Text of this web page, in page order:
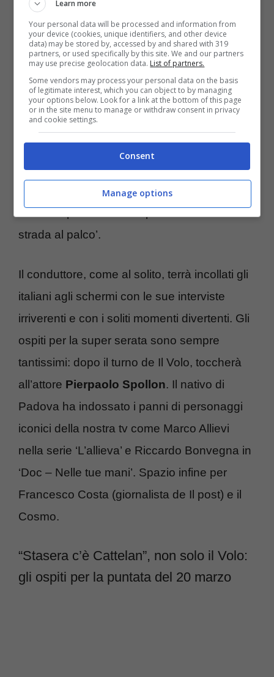
televisivo i ragazzi per capire cosa sta
succedendo (l’ultimo segnaleha comunque
sorpreso gli ammiratori). Il desiderio di tutti
sta per diventare realtà: Cattelan, con una
storia condivisa sui social network, ha
annunciatoi super ospiti
puntata. E proprio il trio sarà presente in
seconda serata a ‘Stasera c’è Cattelan’. Il
programma, questa sera, andrà in onda
strada al palco’.
Il conduttore, come al solito, terrà incollati gli
italiani agli schermi con le sue interviste
irriverenti e con i soliti momenti divertenti. Gli
ospiti per la super serata sono sempre
tantissimi: dopo il turno de Il Volo, toccherà
all’attore Pierpaolo Spollon. Il nativo di
Padova ha indossato i panni di personaggi
iconici della nostra tv come Marco Allievi
nella serie ‘L’allieva’ e Riccardo Bonvegna in
‘Doc – Nelle tue mani’. Spazio infine per
Francesco Costa (giornalista de Il post) e il
Cosmo.
“Stasera c’è Cattelan”, non solo il Volo:
gli ospiti per la puntata del 20 marzo
Learn more
Your personal data will be processed and information from
your device (cookies, unique identifiers, and other device
data) may be stored by, accessed by and shared with 319
partners, or used specifically by this site. We and our partners
may use precise geolocation data. List of partners.
Some vendors may process your personal data on the basis
of legitimate interest, which you can object to by managing
your options below. Look for a link at the bottom of this page
or in the site menu to manage or withdraw consent in privacy
and cookie settings.
Consent
Manage options